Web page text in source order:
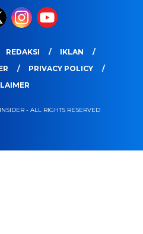
REDAKSI
IKLAN
PRIVACY POLICY
- ALL RIGHTS RESERVED